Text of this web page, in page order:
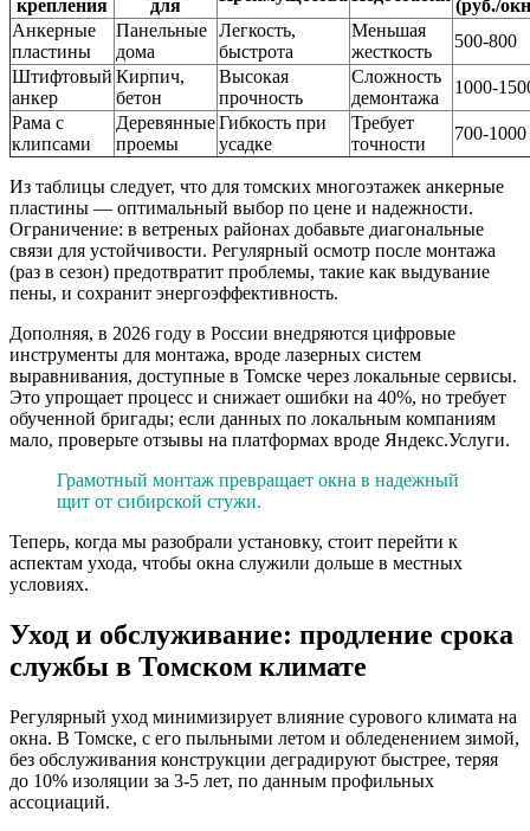
крепления
для
(руб./
Анкерные
пластины
Панельные
дома
Легкость,
быстрота
Меньшая
жесткость
500-800
Штифтовый
анкер
Кирпич,
бетон
Высокая
прочность
Сложность
демонтажа
1000-
Рама с
клипсами
Деревянные
проемы
Гибкость при
усадке
Требует
точности
700-1000
Из таблицы следует, что для томских многоэтажек анкерные
пластины — оптимальный выбор по цене и надежности.
Ограничение: в ветреных районах добавьте диагональные
связи для устойчивости. Регулярный осмотр после монтажа
(раз в сезон) предотвратит проблемы, такие как выдувание
пены, и сохранит энергоэффективность.
Дополняя, в 2026 году в России внедряются цифровые
инструменты для монтажа, вроде лазерных систем
выравнивания, доступные в Томске через локальные сервисы.
Это упрощает процесс и снижает ошибки на 40%, но требует
обученной бригады; если данных по локальным компаниям
мало, проверьте отзывы на платформах вроде Яндекс.Услуги.
Грамотный монтаж превращает окна в надежный
щит от сибирской стужи.
Теперь, когда мы разобрали установку, стоит перейти к
аспектам ухода, чтобы окна служили дольше в местных
условиях.
Уход и обслуживание: продление срока
службы в Томском климате
Регулярный уход минимизирует влияние сурового климата на
окна. В Томске, с его пыльными летом и обледенением зимой,
без обслуживания конструкции деградируют быстрее, теряя
до 10% изоляции за 3-5 лет, по данным профильных
ассоциаций.